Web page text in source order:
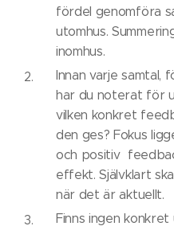
fördel genomföra
utomhus.
inomhus.
Innan varje samtal,
har du noterat för
vilken konkret
den ges? Fokus
och positiv
effekt. Självklart
när det är aktuellt.
Finns ingen